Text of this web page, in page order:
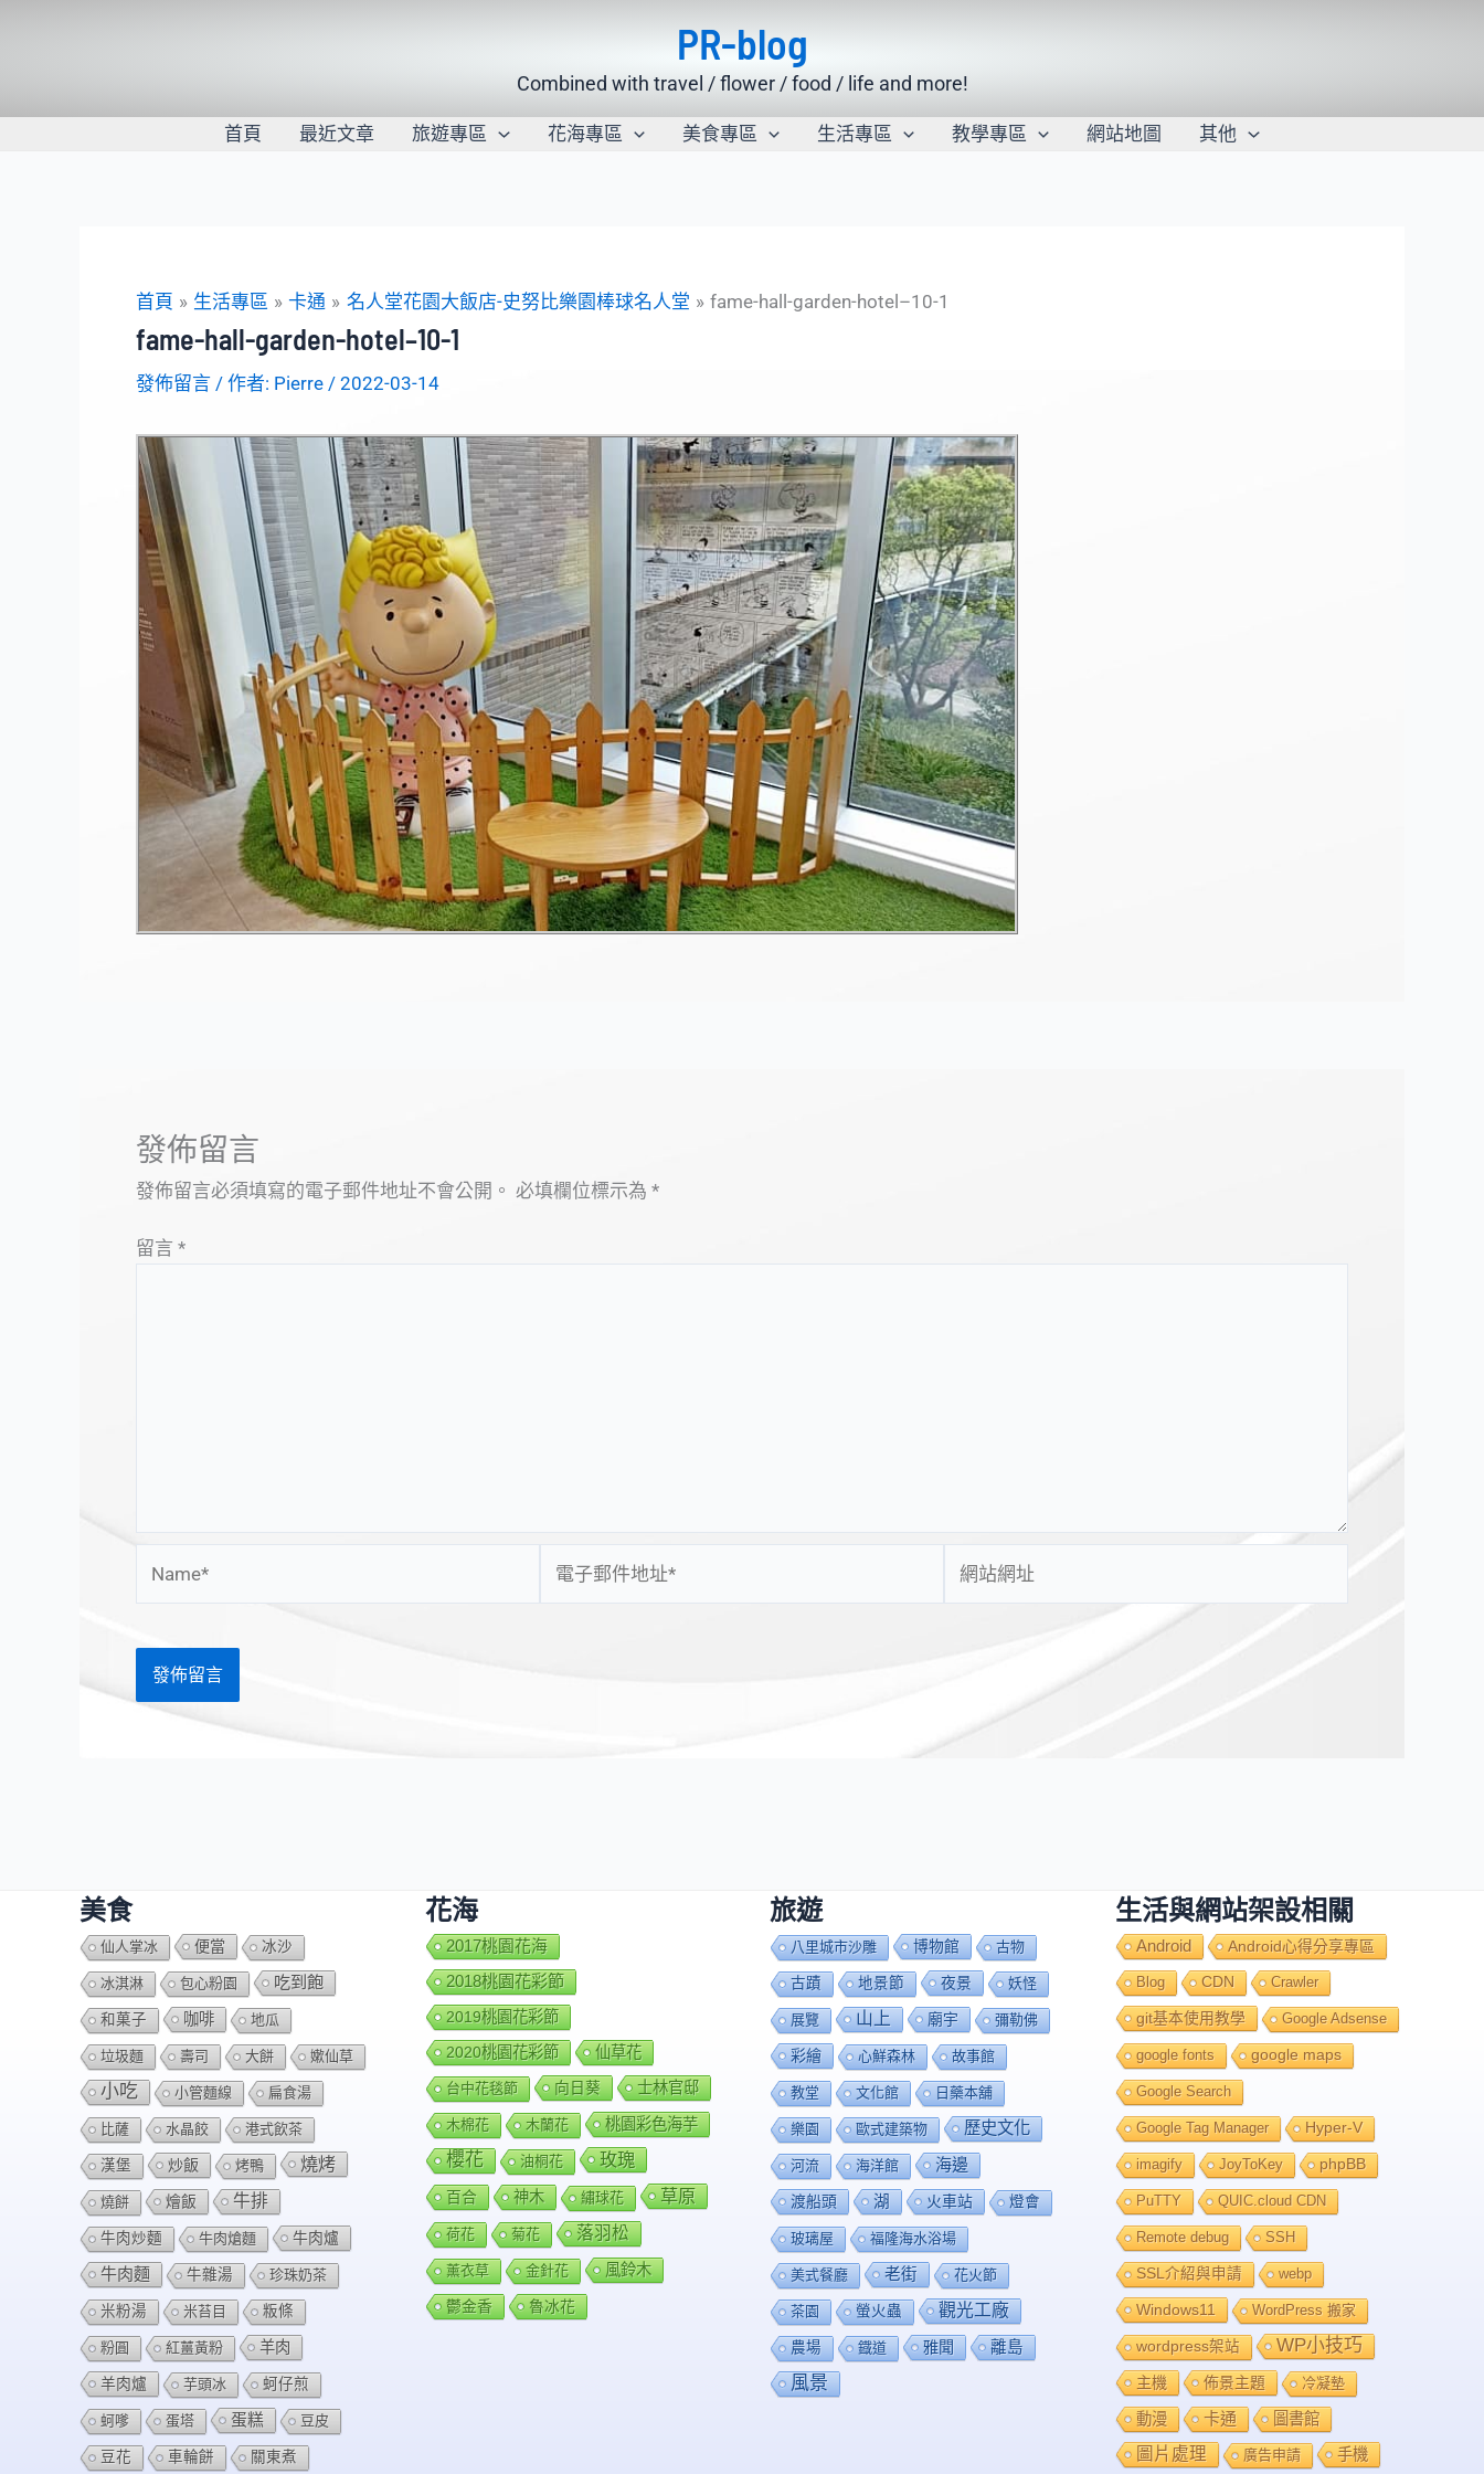
PR-blog
Combined with travel / flower / food / life and more!
首頁 最近文章 旅遊專區 花海專區 美食專區 生活專區 教學專區 網站地圖 其他
首頁 生活專區 卡通 名人堂花園大飯店-史努比樂園棒球名人堂 fame-hall-garden-hotel–10-1
fame-hall-garden-hotel–10-1
發佈留言 / 作者: Pierre / 2022-03-14
發佈留言
發佈留言必須填寫的電子郵件地址不會公開。 必填欄位標示為 *
留言 *
站
美食
仙人掌冰 便當 冰沙
冰淇淋 包心粉園 吃到飽
和菓子 咖啡 地瓜
垃圾麵 壽司 大餅 嫰仙草
小吃 小管麵線 扁食湯
比薩 水晶餃 港式飲茶
漢堡 炒飯 烤鴨 燒烤
燒餅 燴飯 牛排
牛肉炒麵 牛肉熗麵 牛肉爐
牛肉麵 牛雜湯 珍珠奶茶
米粉湯 米苔目 粄條
粉圓 紅薑黃粉 羊肉
羊肉爐 芋頭冰 蚵仔煎
蚵嗲 蛋塔 蛋糕 豆皮
豆花 車輪餅 關東煮
花海
2017桃園花海
2018桃園花彩節
2019桃園花彩節
2020桃園花彩節
仙草花
台中花毯節 向日葵 士林官邸
木棉花 木蘭花 桃園彩色海芋
櫻花 油桐花 玫瑰
百合 神木 繡球花 草原
荷花 菊花 落羽松
薰衣草 金針花 風鈴木
鬱金香 魯冰花
旅遊
八里城市沙雕 博物館 古物
古蹟 地景節 夜景 妖怪
展覽 山上 廟宇 彌勒佛
彩繪 心鮮森林 故事館
教堂 文化館 日藥本舖
樂園 歐式建築物 歷史文化
河流 海洋館 海邊
渡船頭 湖 火車站 燈會
玻璃屋 福隆海水浴場
美式餐廳 老街 花火節
茶園 螢火蟲 觀光工廠
農場 鐡道 雅聞 離島
風景
生活與網站架設相關
Android Android心得分享專區
Blog CDN Crawler
git基本使用教學 Google Adsense
google fonts google maps
Google Search
Google Tag Manager Hyper-V
imagify JoyToKey phpBB
PuTTY QUIC.cloud CDN
Remote debug SSH
SSL介紹與申請 webp
Windows11 WordPress 搬家
wordpress架站 WP小技巧
主機 佈景主題 冷凝墊
動漫 卡通 圖書館
圖片處理 廣告申請 手機